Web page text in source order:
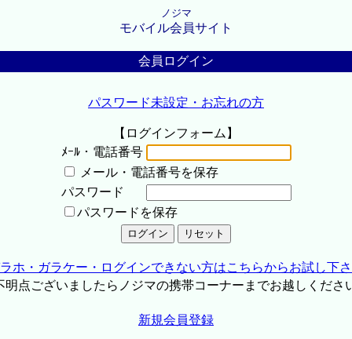
ノジマ
モバイル会員サイト
会員ログイン
パスワード未設定・お忘れの方
【ログインフォーム】
ﾒｰﾙ・電話番号
メール・電話番号を保存
パスワード
パスワードを保存
ホ・ガラケー・ログインできない方はこちらからお試し下
点ございましたらノジマの携帯コーナーまでお越しくださ
新規会員登録